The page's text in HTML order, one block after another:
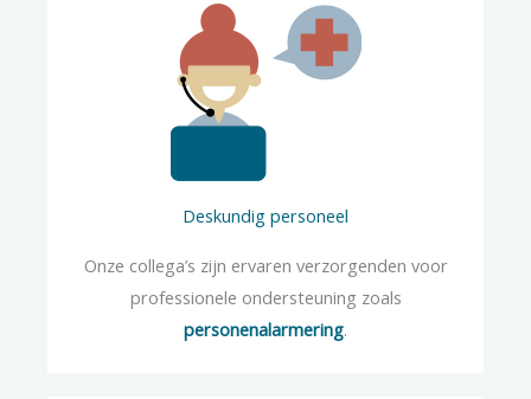
Deskundig personeel
Onze collega’s zijn ervaren verzorgenden voor
professionele ondersteuning zoals
personenalarmering.